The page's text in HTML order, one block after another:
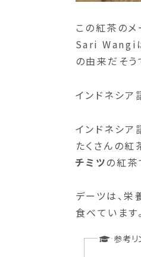
この紅茶のメ
Sari Wangiは
の由来だそう
インドネシア
インドネシア
たくさんの紅
チミツの紅茶
デーツは、栄
食べています